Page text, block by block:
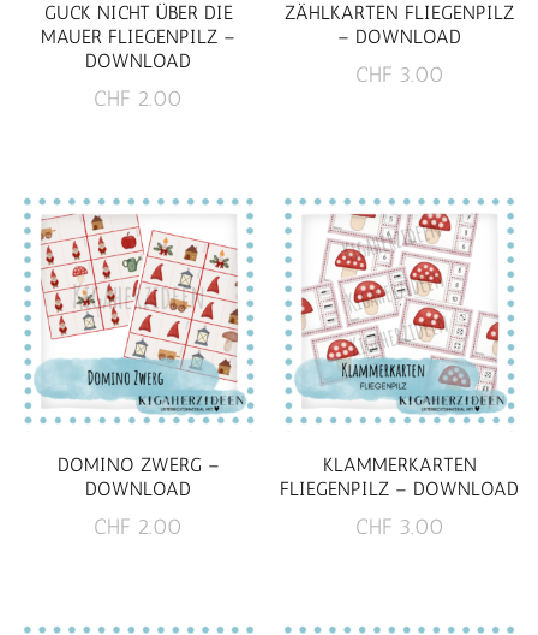
GUCK NICHT ÜBER DIE
MAUER FLIEGENPILZ –
DOWNLOAD
CHF 2.00
ZÄHLKARTEN FLIEGENPILZ
– DOWNLOAD
CHF 3.00
DOMINO ZWERG –
DOWNLOAD
CHF 2.00
KLAMMERKARTEN
FLIEGENPILZ – DOWNLOAD
CHF 3.00